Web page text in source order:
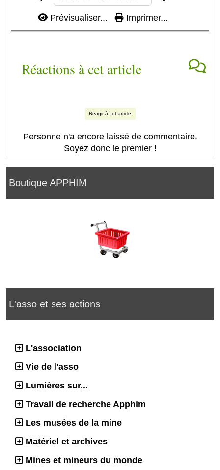
Boutique APPHIM
L'asso et ses actions
L'association
Vie de l'asso
Lumières sur...
Travail de recherche Apphim
Les musées de la mine
Matériel et archives
Mines et mineurs du monde
Prévisualiser... Imprimer...
Réactions à cet article
Réagir à cet article
Personne n'a encore laissé de commentaire.
Soyez donc le premier !